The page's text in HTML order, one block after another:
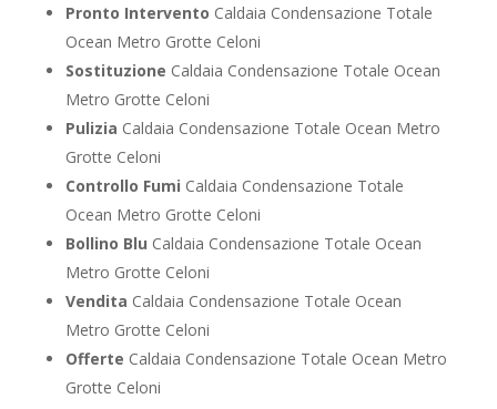
Pronto Intervento Caldaia Condensazione Totale
Ocean Metro Grotte Celoni
Sostituzione Caldaia Condensazione Totale Ocean
Metro Grotte Celoni
Pulizia Caldaia Condensazione Totale Ocean Metro
Grotte Celoni
Controllo Fumi Caldaia Condensazione Totale
Ocean Metro Grotte Celoni
Bollino Blu Caldaia Condensazione Totale Ocean
Metro Grotte Celoni
Vendita Caldaia Condensazione Totale Ocean
Metro Grotte Celoni
Offerte Caldaia Condensazione Totale Ocean Metro
Grotte Celoni